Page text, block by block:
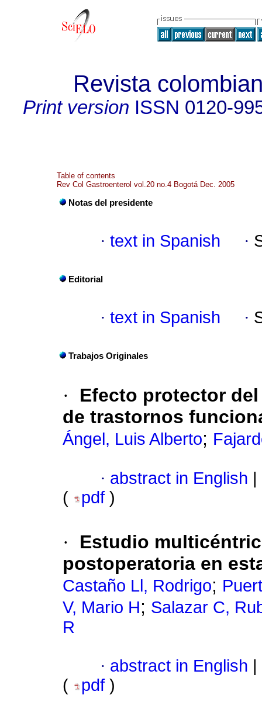
Revista
Print version ISSN 0120-
Table of contents
Rev Col Gastroenterol vol.20 no.4 Bogotá Dec. 2005
Notas del presidente
· text in Spanish ·
Editorial
· text in Spanish ·
Trabajos Originales
·
Efecto protector
de trastornos
Ángel, Luis Alberto;
· abstract in English
(
pdf )
·
Estudio
postoperatoria en
Castaño Ll, Rodrigo;
V, Mario H; Salazar C,
R
· abstract in English
(
pdf )